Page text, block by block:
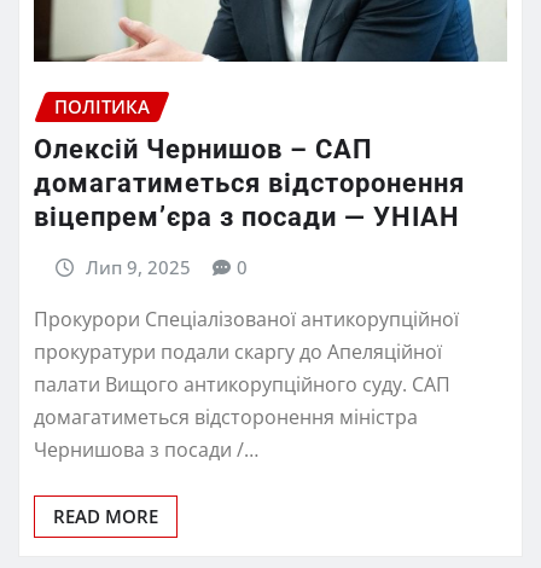
ПОЛІТИКА
Олексій Чернишов – САП
домагатиметься відсторонення
віцепремʼєра з посади — УНІАН
Лип 9, 2025 0
Прокурори Спеціалізованої антикорупційної
прокуратури подали скаргу до Апеляційної
палати Вищого антикорупційного суду. САП
домагатиметься відсторонення міністра
Чернишова з посади /…
READ MORE